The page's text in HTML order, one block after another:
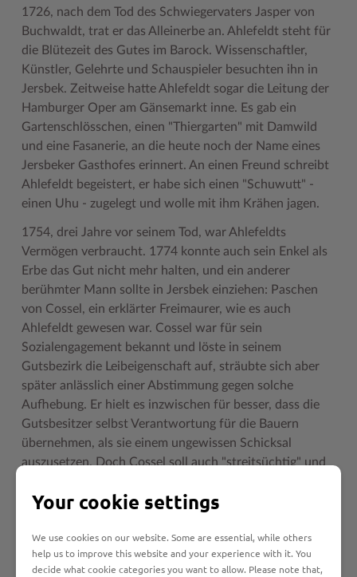
1726, nach dem Tod des Schwiegervaters Jasper von
Buchwaldt, trat er das Alleinerbe an. Ahlefeldt steht für
die Blütezeit des Gutes im Barock. Wissenschaftler,
Künstler, Gelehrte und Schauspieler besuchten ihn in
Jersbek. Zeitweise hatte Ahlefeldt sogar die Leitung der
Hamburger Oper am Gänsemarkt inne. Es gab ein
Gartenschlösschen, einen "Thiergarten" mit Damwild
und eine Fasanerie, an die heute noch der Name eines
Jersbeker Gasthofes erinnert. An einen Freund schreibt
Ahlefeldt begeistert, er habe sich einen "Schuwutt" -
einen Uhu - zugelegt und wolle mit ihm Krähen jagen.
1754, drei Jahre vor seinem Tod, war Ahlefeldts
Vermögen verbraucht. 1774 konnte auch sein Enkel als
Erbe das Gut nicht mehr halten, und ein anderer
berühmter Mann sollte in Jersbek einziehen: Paschen
von Cossel, ein erklärter Freimaurer, wie es auch
Ahlefeldt gewesen war. Cossel war für sein
Sozialengagement bekannt und löste in seinem
Gutsbezirk die Leibeigenschaft auf, sträubte sich aber
später anlässlich einer Abstimmung gegen solche
Aufhebung. Er hielt es inzwischen für besser, dass die
Gutsbesitzer selbst Verantwortung für die Bauern
übernehmen, als sie einem ungewissen Schicksal
auszusetzen. Doch Cossel soll auch "streitsüchtig" und
angeblich ein "ewiges Feuer", und seinen Grabstein im
Unbekannten-Bekanntesten / Unsichtbaren-
Sichtbarsten / Dem Worte / Ewige Anbetung".
Your cookie settings
We use cookies on our website. Some are essential, while others
help us to improve this website and your experience with it. You
decide what cookie categories you want to allow. Please note that,